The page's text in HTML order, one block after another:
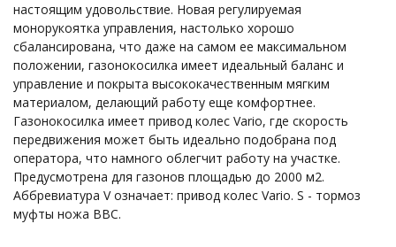
настоящим удовольствие. Новая регулируемая
монорукоятка управления, настолько хорошо
сбалансирована, что даже на самом ее максимальном
положении, газонокосилка имеет идеальный баланс и
управление и покрыта высококачественным мягким
материалом, делающий работу еще комфортнее.
Газонокосилка имеет привод колес Vario, где скорость
передвижения может быть идеально подобрана под
оператора, что намного облегчит работу на участке.
Предусмотрена для газонов площадью до 2000 м2.
Аббревиатура V означает: привод колес Vario. S - тормоз
муфты ножа BBС.